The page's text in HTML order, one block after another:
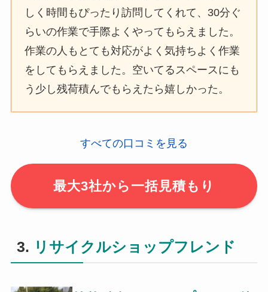
しく時間もぴったり訪問してくれて、30分ぐ
らいの作業で手際よくやってもらえました。
作業の人もとても対応がよく気持ちよく作業
をしてもらえました。空いてるスペースにも
う少し残荷積んでもらえたら嬉しかった。
すべての口コミを見る
最大3社から一括見積もり
3. リサイクルショップフレンド